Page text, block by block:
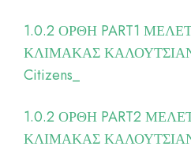
1.0.2 ΟΡΘΗ PART1
ΚΛΙΜΑΚΑΣ
Citizens_
1.0.2 ΟΡΘΗ PART2
ΚΛΙΜΑΚΑΣ